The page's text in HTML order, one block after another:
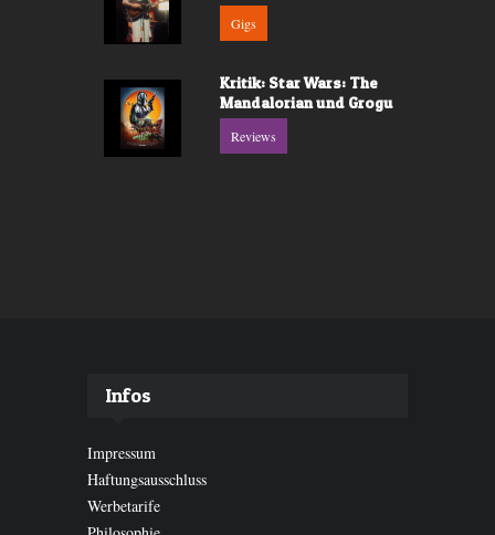
Gigs
Kritik: Star Wars: The
Mandalorian und Grogu
Reviews
Infos
Impressum
Haftungsausschluss
Werbetarife